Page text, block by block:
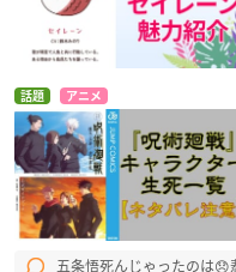
話題 アニメ
五条悟死んじゃったのは